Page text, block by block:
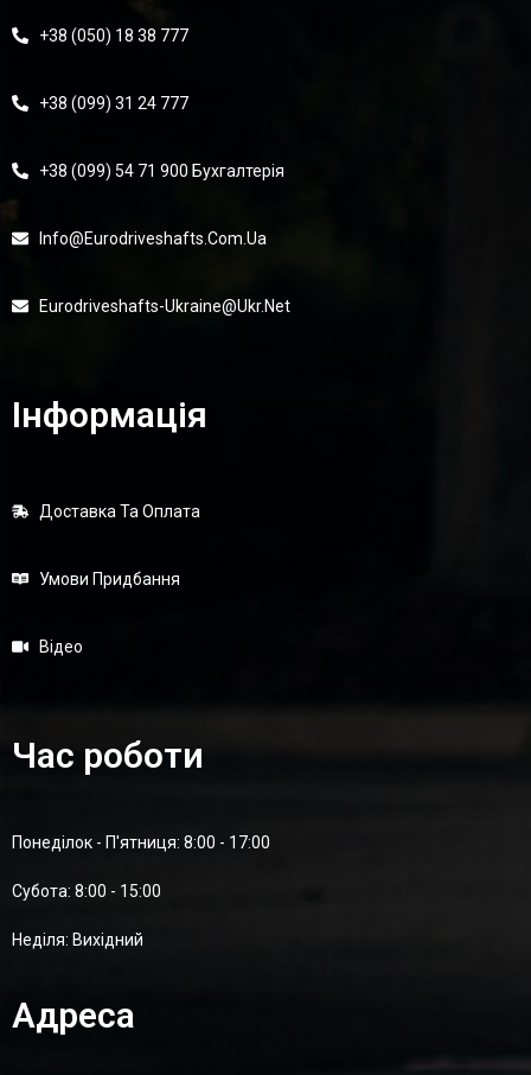
+38 (050) 18 38 777
+38 (099) 31 24 777
+38 (099) 54 71 900 Бухгалтерія
Info@eurodriveshafts.com.ua
Eurodriveshafts-Ukraine@ukr.net
Інформація
Доставка Та Оплата
Умови Придбання
Відео
Час роботи
Понеділок - П'ятниця: 8:00 - 17:00
Суботa: 8:00 - 15:00
Неділя: Вихідний
Адреса